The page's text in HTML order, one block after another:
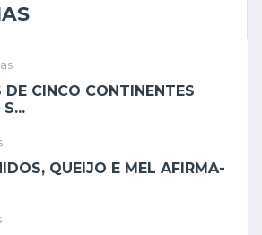
DE CINCO CONTINENTES
QUEIJO E MEL AFIRMA-